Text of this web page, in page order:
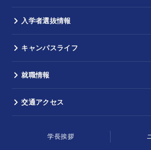
入学者選抜情報
キャンパスライフ
就職情報
交通アクセス
学長挨拶